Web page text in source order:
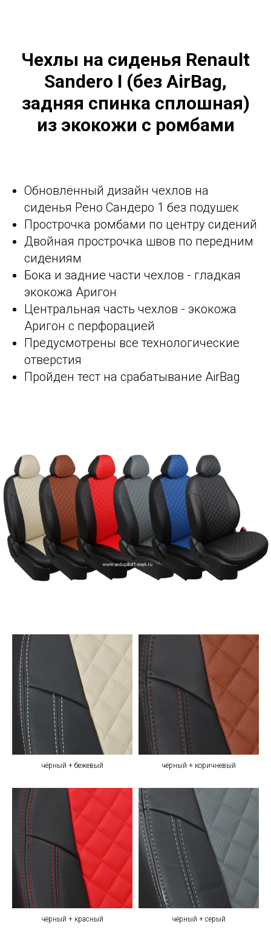
Чехлы на сиденья Renault
Sandero I (без AirBag,
задняя спинка сплошная)
из экокожи с ромбами
Обновлённый дизайн чехлов на
сиденья Рено Сандеро 1 без подушек
Прострочка ромбами по центру сидений
Двойная прострочка швов по передним
сидениям
Бока и задние части чехлов - гладкая
экокожа Аригон
Центральная часть чехлов - экокожа
Аригон с перфорацией
Предусмотрены все технологические
отверстия
Пройден тест на срабатывание AirBag
чёрный + бежевый чёрный + коричневый
чёрный + красный чёрный + серый